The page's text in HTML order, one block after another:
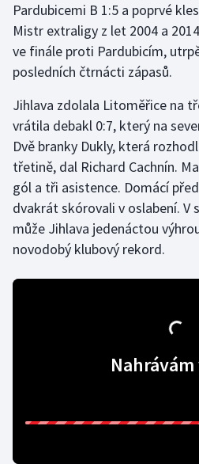
Futsal
Golf
Gymnastika
Házená
Jezdectví
Judo
Krasobruslení
Moderní pětiboj
Pardubicemi B 1:5 a poprvé
Mistr extraligy z let 2004 a
ve finále proti Pardubicím,
posledních čtrnácti zápasů.
Jihlava zdolala Litoměřice na
vrátila debakl 0:7, který na
Dvě branky Dukly, která
třetině, dal Richard Cachnín.
gól a tři asistence. Domácí
dvakrát skórovali v oslabení. V
může Jihlava jedenáctou
novodobý klubový rekord.